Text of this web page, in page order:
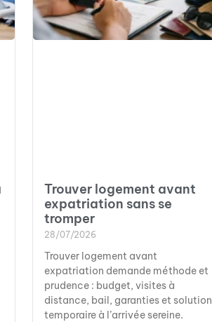
Trouver logement avant
expatriation sans se
tromper
28/07/2026
Trouver logement avant
expatriation demande méthode et
prudence : budget, visites à
distance, bail, garanties et solution
temporaire à l’arrivée sereine.